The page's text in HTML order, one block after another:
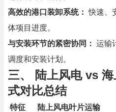
高效的港口装卸系统： 快速、
体项目进度。
与安装环节的紧密协同： 运输
调度和安装计划。
三、 陆上风电 vs
式对比总结
特征 陆上风电叶片运输